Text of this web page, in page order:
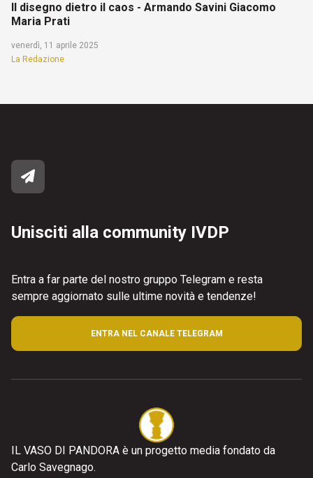
Il disegno dietro il caos - Armando Savini Giacomo
Maria Prati
venerdì, 11 aprile 2025
La Redazione
Unisciti alla community IVDP
Entra a far parte del nostro gruppo Telegram e resta
sempre aggiornato sulle ultime novità e tendenze!
ENTRA NEL CANALE TELEGRAM
IL VASO DI PANDORA è un progetto media fondato da
Carlo Savegnago.